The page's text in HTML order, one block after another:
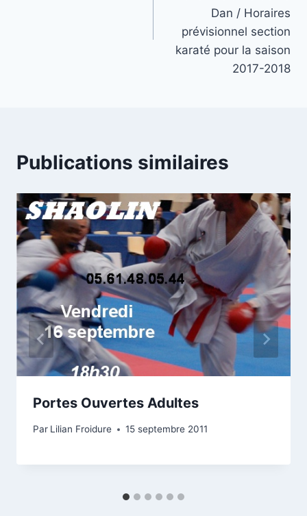
Dan / Horaires
prévisionnel section
karaté pour la saison
2017-2018
Publications similaires
Portes Ouvertes Adultes
Par Lilian Froidure 15 septembre 2011